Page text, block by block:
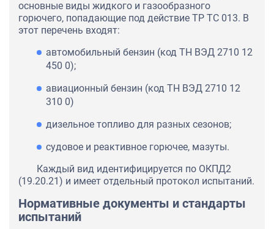
основные виды жидкого и газообразного
горючего, попадающие под действие ТР ТС 013. В
этот перечень входят:
автомобильный бензин (код ТН ВЭД 2710 12
450 0);
авиационный бензин (код ТН ВЭД 2710 12
310 0)
дизельное топливо для разных сезонов;
судовое и реактивное горючее, мазуты.
Каждый вид идентифицируется по ОКПД2
(19.20.21) и имеет отдельный протокол испытаний.
Нормативные документы и стандарты
испытаний